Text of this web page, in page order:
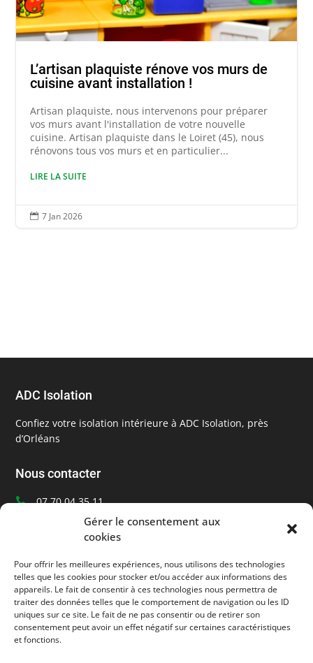
Gérer le consentement aux
cookies
Pour offrir les meilleures expériences, nous utilisons des technologies
telles que les cookies pour stocker et/ou accéder aux informations des
appareils. Le fait de consentir à ces technologies nous permettra de
traiter des données telles que le comportement de navigation ou les ID
uniques sur ce site. Le fait de ne pas consentir ou de retirer son
consentement peut avoir un effet négatif sur certaines caractéristiques
et fonctions.
L’artisan plaquiste rénove vos murs de
cuisine avant installation !
Artisan plaquiste, nous intervenons pour préparer
vos murs avant l'installation de votre nouvelle
cuisine. Artisan plaquiste dans le Loiret (45), nous
rénovons tous vos murs et en particulier...
LIRE LA SUITE
 7 Jan 2026
ADC Isolation
Confiez votre isolation intérieure à ADC Isolation, près
d’Orléans
Nous contacter
 07 70 04 35 11
Ecrivez-nous
Orléans, Loiret (45)
Informations
Mentions légales
Suivez-nous